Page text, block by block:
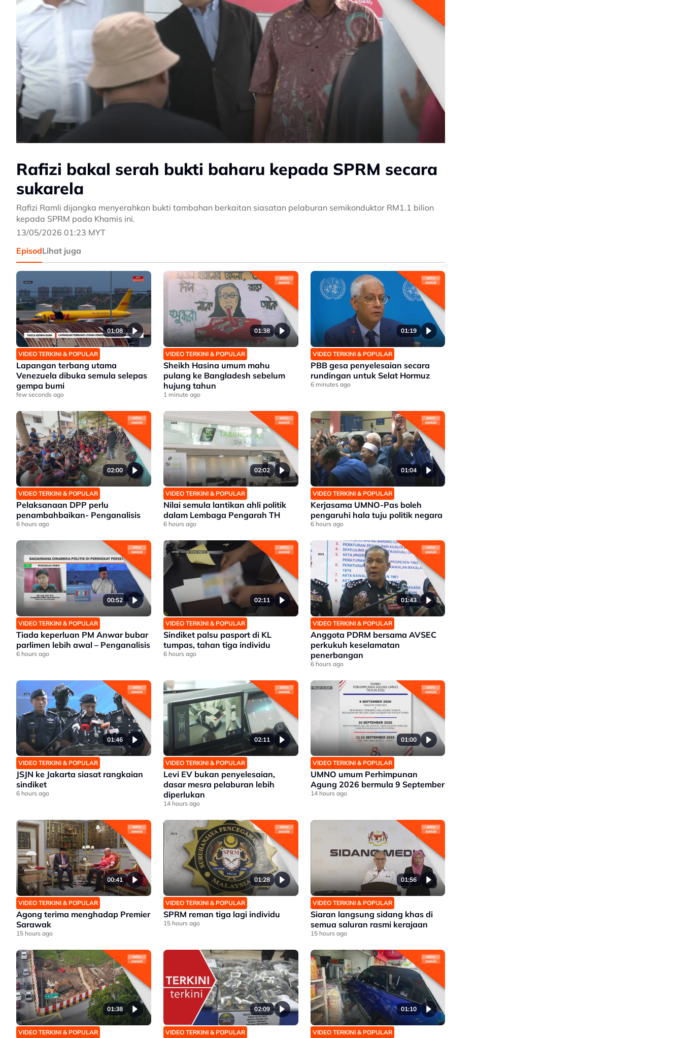
Rafizi bakal serah bukti baharu kepada SPRM secara
sukarela
Rafizi Ramli dijangka menyerahkan bukti tambahan berkaitan siasatan pelaburan semikonduktor RM1.1 bilion
kepada SPRM pada Khamis ini.
13/05/2026 01:23 MYT
EpisodLihat juga
01:08
VIDEO TERKINI & POPULAR
Lapangan terbang utama
Venezuela dibuka semula selepas
gempa bumi
few seconds ago
01:38
VIDEO TERKINI & POPULAR
Sheikh Hasina umum mahu
pulang ke Bangladesh sebelum
hujung tahun
1 minute ago
01:19
VIDEO TERKINI & POPULAR
PBB gesa penyelesaian secara
rundingan untuk Selat Hormuz
6 minutes ago
02:00
VIDEO TERKINI & POPULAR
Pelaksanaan DPP perlu
penambahbaikan- Penganalisis
6 hours ago
02:02
VIDEO TERKINI & POPULAR
Nilai semula lantikan ahli politik
dalam Lembaga Pengarah TH
6 hours ago
01:04
VIDEO TERKINI & POPULAR
Kerjasama UMNO-Pas boleh
pengaruhi hala tuju politik negara
6 hours ago
00:52
VIDEO TERKINI & POPULAR
Tiada keperluan PM Anwar bubar
parlimen lebih awal – Penganalisis
6 hours ago
02:11
VIDEO TERKINI & POPULAR
Sindiket palsu pasport di KL
tumpas, tahan tiga individu
6 hours ago
01:43
VIDEO TERKINI & POPULAR
Anggota PDRM bersama AVSEC
perkukuh keselamatan
penerbangan
6 hours ago
01:46
VIDEO TERKINI & POPULAR
JSJN ke Jakarta siasat rangkaian
sindiket
6 hours ago
02:11
VIDEO TERKINI & POPULAR
Levi EV bukan penyelesaian,
dasar mesra pelaburan lebih
diperlukan
14 hours ago
01:00
VIDEO TERKINI & POPULAR
UMNO umum Perhimpunan
Agung 2026 bermula 9 September
14 hours ago
00:41
VIDEO TERKINI & POPULAR
Agong terima menghadap Premier
Sarawak
15 hours ago
01:28
VIDEO TERKINI & POPULAR
SPRM reman tiga lagi individu
15 hours ago
01:56
VIDEO TERKINI & POPULAR
Siaran langsung sidang khas di
semua saluran rasmi kerajaan
15 hours ago
01:38
VIDEO TERKINI & POPULAR
02:09
VIDEO TERKINI & POPULAR
01:10
VIDEO TERKINI & POPULAR